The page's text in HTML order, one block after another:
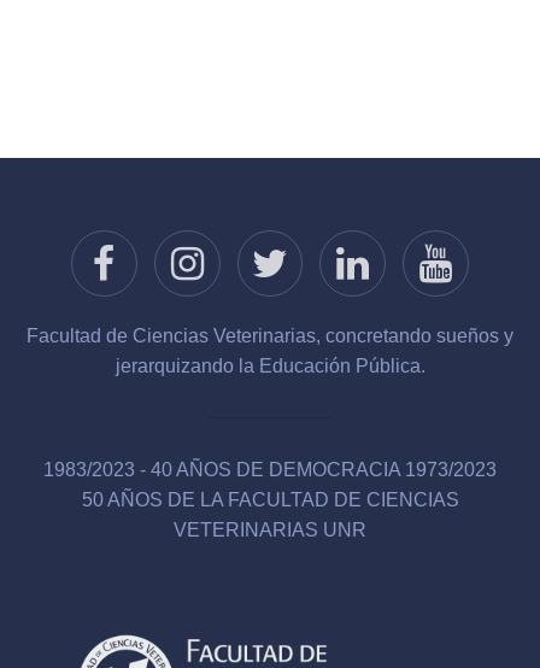
Facultad de Ciencias Veterinarias, concretando sueños y
jerarquizando la Educación Pública.
1983/2023 - 40 AÑOS DE DEMOCRACIA 1973/2023
50 AÑOS DE LA FACULTAD DE CIENCIAS
VETERINARIAS UNR